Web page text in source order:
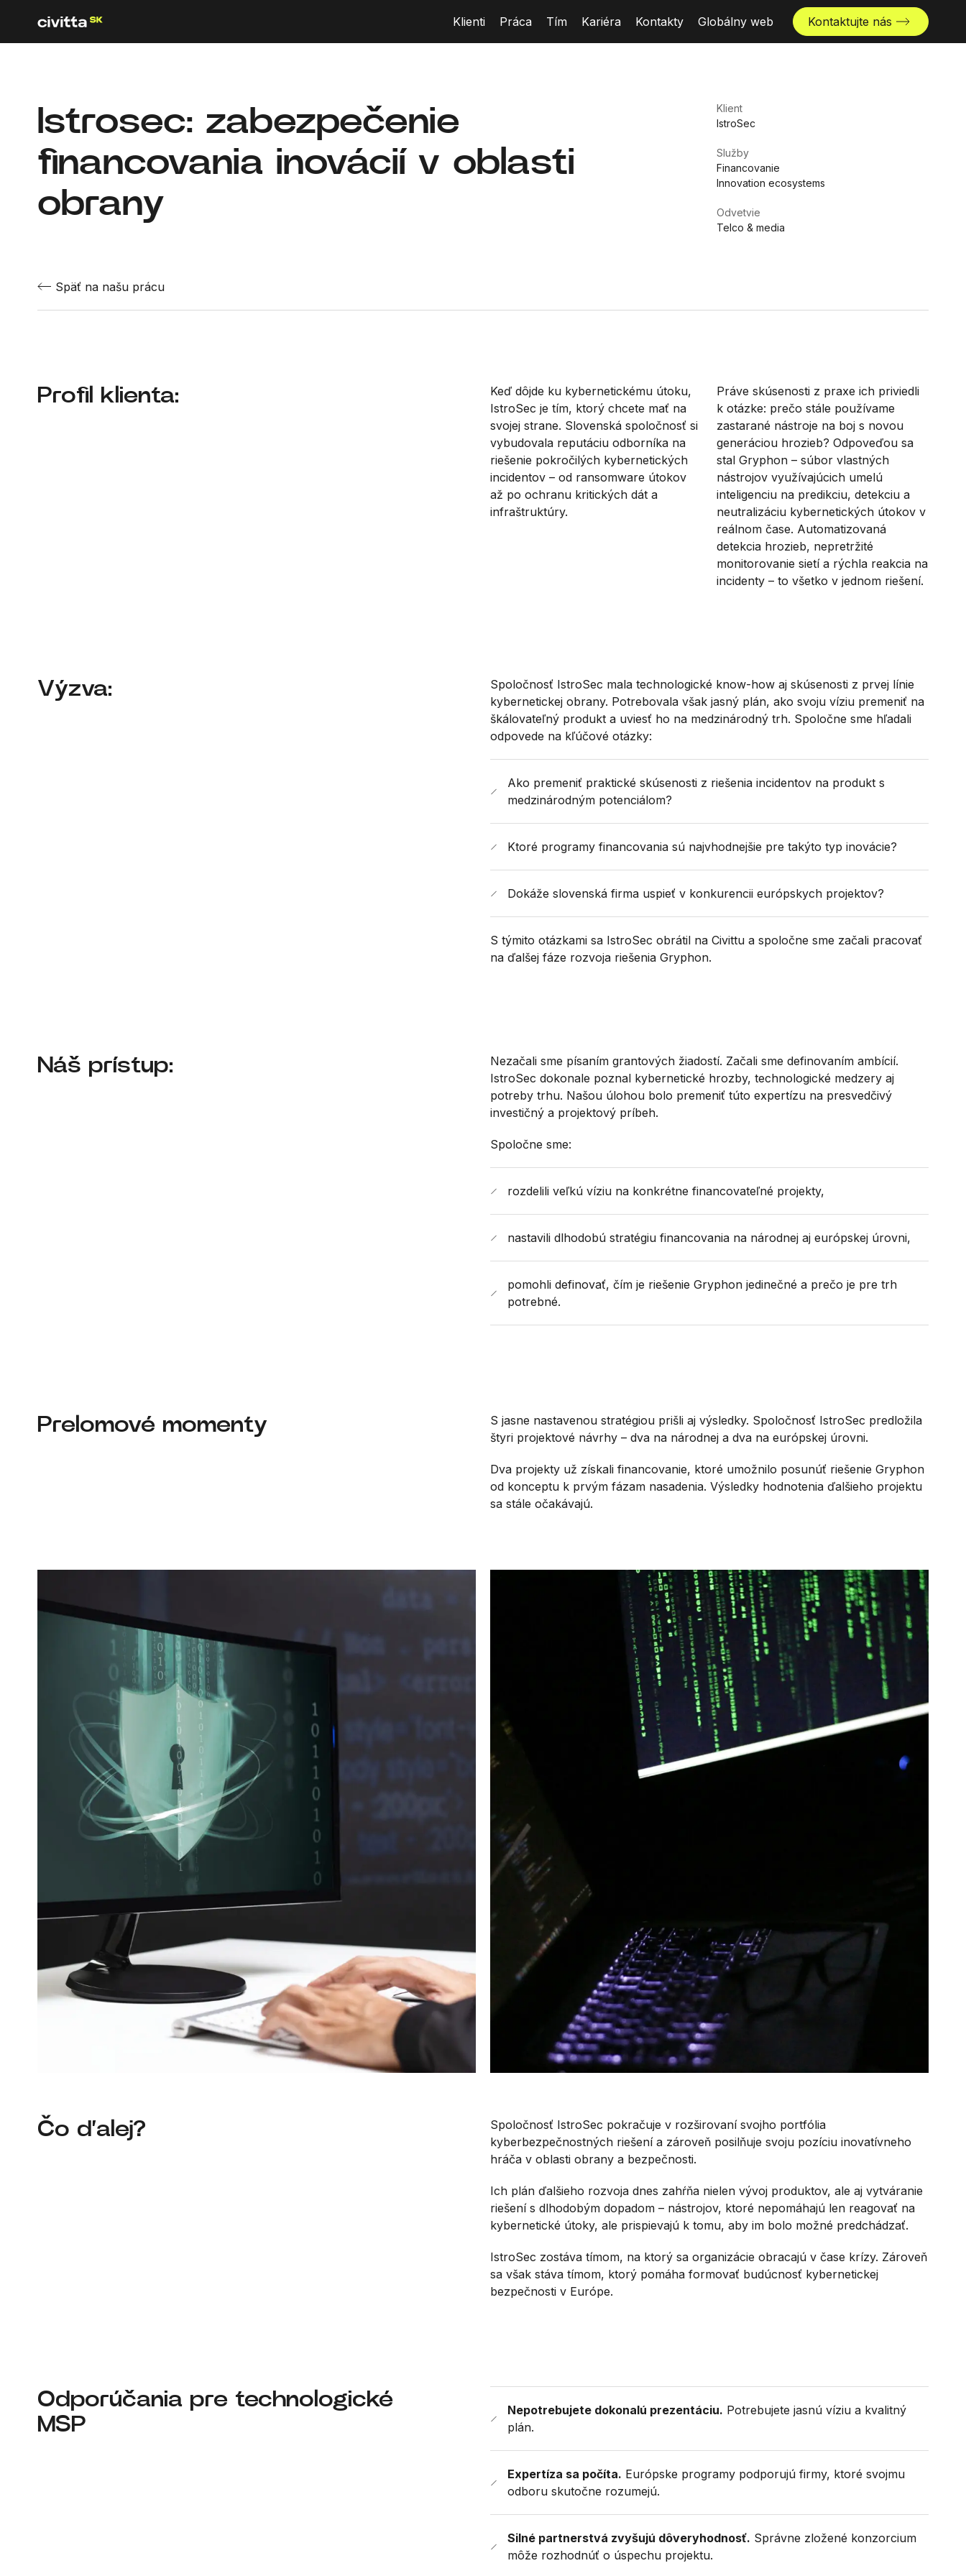
Klienti Práca Tím Kariéra Kontakty Globálny web Kontaktujte nás
Istrosec: zabezpečenie
financovania inovácií v oblasti
obrany
Klient
IstroSec
Služby
Financovanie
Innovation ecosystems
Odvetvie
Telco & media
Späť na našu prácu
Profil klienta:
Keď dôjde ku kybernetickému útoku,
IstroSec je tím, ktorý chcete mať na
svojej strane. Slovenská spoločnosť si
vybudovala reputáciu odborníka na
riešenie pokročilých kybernetických
incidentov – od ransomware útokov
až po ochranu kritických dát a
infraštruktúry.
Práve skúsenosti z praxe ich priviedli
k otázke: prečo stále používame
zastarané nástroje na boj s novou
generáciou hrozieb? Odpoveďou sa
stal Gryphon – súbor vlastných
nástrojov využívajúcich umelú
inteligenciu na predikciu, detekciu a
neutralizáciu kybernetických útokov v
reálnom čase. Automatizovaná
detekcia hrozieb, nepretržité
monitorovanie sietí a rýchla reakcia na
incidenty – to všetko v jednom riešení.
Výzva:
Spoločnosť IstroSec mala technologické know-how aj skúsenosti z prvej línie
kybernetickej obrany. Potrebovala však jasný plán, ako svoju víziu premeniť na
škálovateľný produkt a uviesť ho na medzinárodný trh. Spoločne sme hľadali
odpovede na kľúčové otázky:
Ako premeniť praktické skúsenosti z riešenia incidentov na produkt s
medzinárodným potenciálom?
Ktoré programy financovania sú najvhodnejšie pre takýto typ inovácie?
Dokáže slovenská firma uspieť v konkurencii európskych projektov?
S týmito otázkami sa IstroSec obrátil na Civittu a spoločne sme začali pracovať
na ďalšej fáze rozvoja riešenia Gryphon.
Náš prístup:
Nezačali sme písaním grantových žiadostí. Začali sme definovaním ambícií.
IstroSec dokonale poznal kybernetické hrozby, technologické medzery aj
potreby trhu. Našou úlohou bolo premeniť túto expertízu na presvedčivý
investičný a projektový príbeh.
Spoločne sme:
rozdelili veľkú víziu na konkrétne financovateľné projekty,
nastavili dlhodobú stratégiu financovania na národnej aj európskej úrovni,
pomohli definovať, čím je riešenie Gryphon jedinečné a prečo je pre trh
potrebné.
Prelomové momenty
S jasne nastavenou stratégiou prišli aj výsledky. Spoločnosť IstroSec predložila
štyri projektové návrhy – dva na národnej a dva na európskej úrovni.
Dva projekty už získali financovanie, ktoré umožnilo posunúť riešenie Gryphon
od konceptu k prvým fázam nasadenia. Výsledky hodnotenia ďalšieho projektu
sa stále očakávajú.
Čo ďalej?
Spoločnosť IstroSec pokračuje v rozširovaní svojho portfólia
kyberbezpečnostných riešení a zároveň posilňuje svoju pozíciu inovatívneho
hráča v oblasti obrany a bezpečnosti.
Ich plán ďalšieho rozvoja dnes zahŕňa nielen vývoj produktov, ale aj vytváranie
riešení s dlhodobým dopadom – nástrojov, ktoré nepomáhajú len reagovať na
kybernetické útoky, ale prispievajú k tomu, aby im bolo možné predchádzať.
IstroSec zostáva tímom, na ktorý sa organizácie obracajú v čase krízy. Zároveň
sa však stáva tímom, ktorý pomáha formovať budúcnosť kybernetickej
bezpečnosti v Európe.
Odporúčania pre technologické
MSP
Nepotrebujete dokonalú prezentáciu. Potrebujete jasnú víziu a kvalitný
plán.
Expertíza sa počíta. Európske programy podporujú firmy, ktoré svojmu
odboru skutočne rozumejú.
Silné partnerstvá zvyšujú dôveryhodnosť. Správne zložené konzorcium
môže rozhodnúť o úspechu projektu.